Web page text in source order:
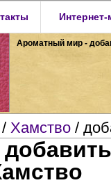
Ароматный мир -
/ Хамство /